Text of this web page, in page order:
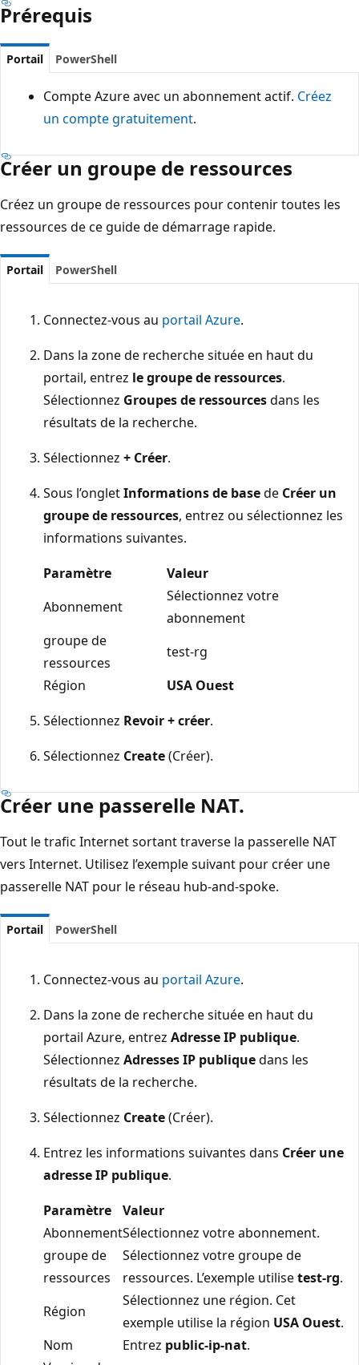
Prérequis
Portail PowerShell
Compte Azure avec un abonnement actif. Créez
un compte gratuitement.
Créer un groupe de ressources
Créez un groupe de ressources pour contenir toutes les
ressources de ce guide de démarrage rapide.
Portail PowerShell
Connectez-vous au portail Azure.
Dans la zone de recherche située en haut du
portail, entrez le groupe de ressources.
Sélectionnez Groupes de ressourcesdans les
résultats de la recherche.
Sélectionnez + Créer.
Sous l’ongletInformations de basede Créer un
groupe de ressources, entrez ou sélectionnez les
informations suivantes.
Paramètre
Valeur
Abonnement
Sélectionnez votre
abonnement
groupe de
ressources
test-rg
Région
USA Ouest
Sélectionnez Revoir + créer.
Sélectionnez Create(Créer).
Créer une passerelle NAT.
Tout le trafic Internet sortant traverse la passerelle NAT
vers Internet. Utilisez l’exemple suivant pour créer une
passerelle NAT pour le réseau hub-and-spoke.
Portail PowerShell
Connectez-vous au portail Azure.
Dans la zone de recherche située en haut du
portail Azure, entrez Adresse IP publique.
Sélectionnez Adresses IP publiquedans les
résultats de la recherche.
Sélectionnez Create(Créer).
Entrez les informations suivantes dans Créer une
adresse IP publique.
Paramètre
Valeur
AbonnementSélectionnez votre abonnement.
groupe de
ressources
Sélectionnez votre groupe de
ressources. L’exemple utilisetest-rg.
Région
Sélectionnez une région. Cet
exemple utilise la région USA Ouest.
Nom
Entrez public-ip-nat.